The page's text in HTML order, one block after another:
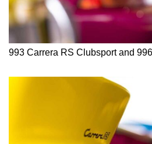
993 Carrera RS Clubsport and